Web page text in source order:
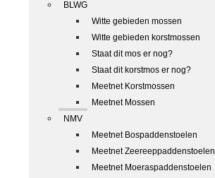
BLWG
Witte gebieden mossen
Witte gebieden korstmossen
Staat dit mos er nog?
Staat dit korstmos er nog?
Meetnet Korstmossen
Meetnet Mossen
NMV
Meetnet Bospaddenstoelen
Meetnet Zeereeppaddenstoelen
Meetnet Moeraspaddenstoelen